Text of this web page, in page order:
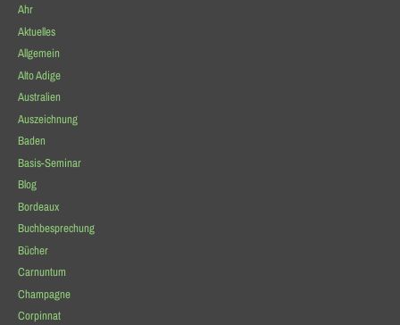
Ahr
Aktuelles
Allgemein
Alto Adige
Australien
Auszeichnung
Baden
Basis-Seminar
Blog
Bordeaux
Buchbesprechung
Bücher
Carnuntum
Champagne
Corpinnat